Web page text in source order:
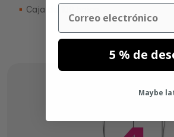
Caja de 100 hojas
Email
5 % de
Maybe